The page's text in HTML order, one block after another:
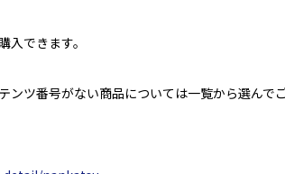
できます。
ツ番号がない商品については一覧から選んでご